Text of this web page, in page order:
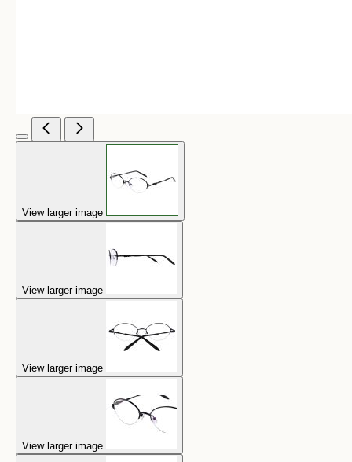
View larger image
View larger image
View larger image
View larger image